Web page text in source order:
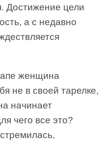
Достижение цели
а с недавно
женщина
не в своей тарелке,
начинает
чего все это?